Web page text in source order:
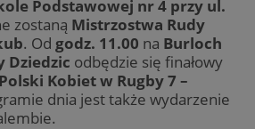
Podstawowej nr 4 przy ul.
zostaną Mistrzostwa Rudy
. Od godz. 11.00 na Burloch
Dziedzic odbędzie się finałowy
Kobiet w Rugby 7 –
dnia jest także wydarzenie